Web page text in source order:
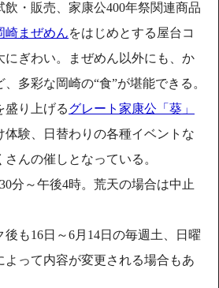
・販売、家康公400年祭関連商品
崎まぜめんをはじめとする屋台コ
にぎわい。まぜめん以外にも、か
多彩な岡崎の“食”が堪能できる。
盛り上げるグレート家康公「葵」
体験、日替わりの各種イベントな
んの催しとなっている。
分～午後4時。荒天の場合は中止
後も16日～6月14日の毎週土、日曜
よって内容が変更される場合もあ